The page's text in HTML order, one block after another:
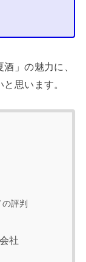
」の魅力に、
思います。
評判
社